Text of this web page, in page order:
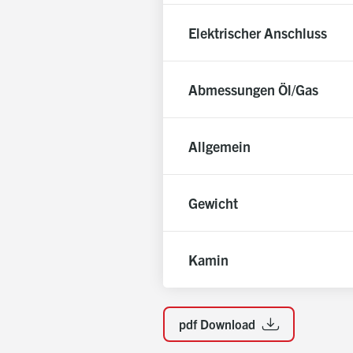
Pumpensteuerung der
Elektrischer Anschluss
Abmessungen Öl/Gas
Allgemein
Gewicht
Kamin
pdf Download